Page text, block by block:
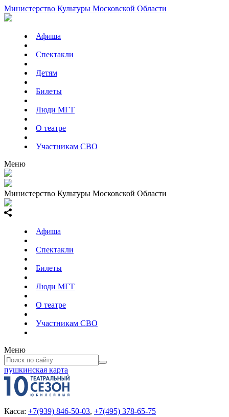
Министерство Культуры Московской Области
Афиша
Спектакли
Детям
Билеты
Люди МГТ
О театре
Участникам СВО
Меню
Министерство Культуры Московской Области
Афиша
Спектакли
Билеты
Люди МГТ
О театре
Участникам СВО
Меню
пушкинская карта
Касса: +7(939) 846-50-03, +7(495) 378-65-75